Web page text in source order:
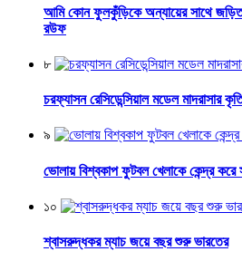
আমি কোন ফুলকুঁড়িকে অন্যায়ের সাথে জড়িত
রউফ
৮
চরফ্যাসন রেসিডেন্সিয়াল মডেল মাদরাসার কৃতি
৯
ভোলায় বিশ্বকাপ ফুটবল খেলাকে কেন্দ্র
১০
শ্বাসরুদ্ধকর ম্যাচ জয়ে বছর শুরু ভারতের